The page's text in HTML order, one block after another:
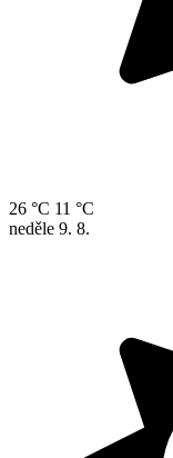
26 °C 11 °C
neděle 9. 8.